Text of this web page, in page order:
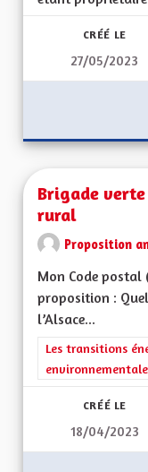
CRÉÉ LE
27/05/2023
Brigade
rural
Proposition
Mon Code
proposition :
l’Alsace...
Filtrer les
Les transitions
CRÉÉ LE
18/04/2023